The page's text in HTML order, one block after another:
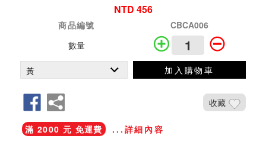
NTD 456
商品編號
CBCA006
數量
加入購物車
收藏
滿 2000 元 免運費 ...詳細內容